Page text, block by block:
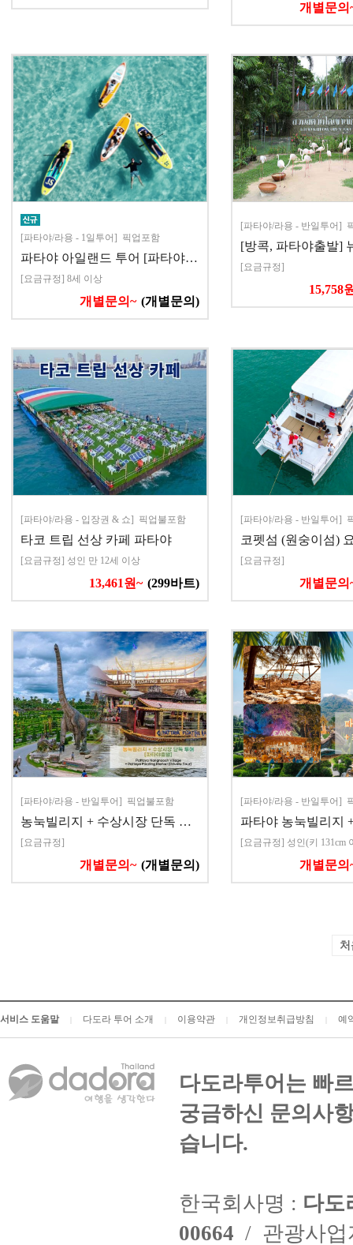
개별문의
[파타야/라용 - 1일투어] 픽업포함
파타야 아일랜드 투어 [파타야…
[요금규정] 8세 이상
개별문의~ (개별문의)
[파타야/라용 - 반일투어]
[방콕, 파타야출발]
[요금규정]
15,758
[파타야/라용 - 입장권 & 쇼] 픽업불포함
타코 트립 선상 카페 파타야
[요금규정] 성인 만 12세 이상
13,461원~ (299바트)
[파타야/라용 - 반일투어]
코펫섬 (원숭이섬)
[요금규정]
개별문의
[파타야/라용 - 반일투어] 픽업불포함
농눅빌리지 + 수상시장 단독 …
[요금규정]
개별문의~ (개별문의)
[파타야/라용 - 반일투어]
파타야 농눅빌리지
[요금규정] 성인(키 131cm
개별문의
서비스 도움말 다도라 투어 소개 이용약관 개인정보취급방침 예
다도라투어는 빠
궁금하신 문의사
습니다.
한국회사명 : 다도
00664 / 관광사